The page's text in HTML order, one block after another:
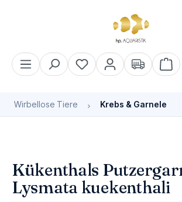
Wirbellose Tiere Krebs & Garnele
Kükenthals
Lysmata kuekenthali